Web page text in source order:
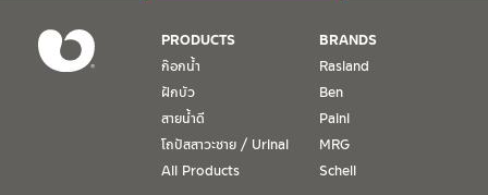
PRODUCTS
ก๊อกน้ำ
ฝักบัว
สายน้ำดี
โถปัสสาวะชาย / Urinal
All Products
BRANDS
Rasland
Ben
Paini
MRG
Schell